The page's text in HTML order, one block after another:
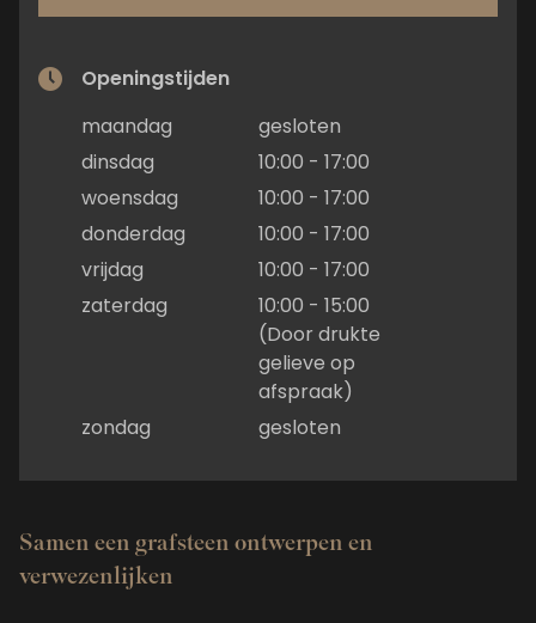
Openingstijden
maandag
gesloten
dinsdag
10:00 - 17:00
woensdag
10:00 - 17:00
donderdag
10:00 - 17:00
vrijdag
10:00 - 17:00
zaterdag
10:00 - 15:00
(Door drukte
gelieve op
afspraak)
zondag
gesloten
Samen een grafsteen ontwerpen en
verwezenlijken